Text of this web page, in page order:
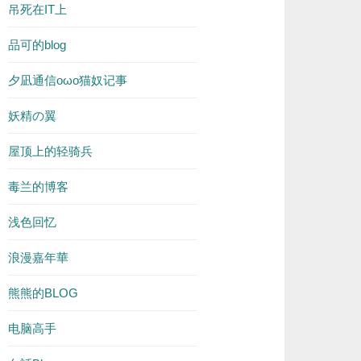
吊死在IT上
品可的blog
夕凪通信oωo猫奴记事
妖精の翼
屋顶上的轻骑兵
毒兰的博客
浅色回忆
浪漫嘉年華
熊熊的BLOG
电脑高手